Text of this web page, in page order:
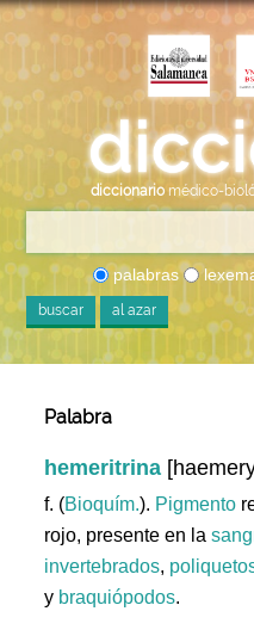
diccionario médico-
palabras
buscar al azar
Palabra
hemeritrina
f. (Bioquím.). Pigmento
rojo, presente en la
invertebrados,
y braquiópodos.